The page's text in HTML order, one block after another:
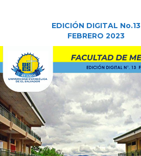
EDICIÓN DIGITAL No.13
FEBRERO 2023